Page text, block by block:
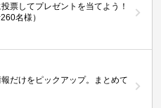
票してプレゼントを当てよう！
名様）
だけをピックアップ。まとめて